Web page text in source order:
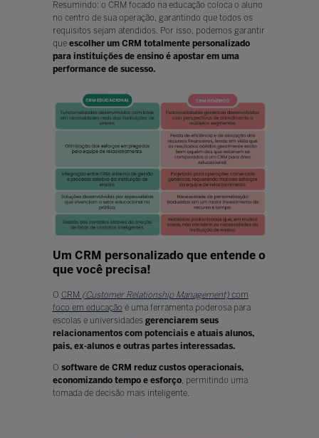
Resumindo: o CRM focado na educação coloca o aluno
no centro de sua operação, garantindo que todos os
requisitos sejam atendidos. Por isso, podemos garantir
que escolher um CRM totalmente personalizado
para instituições de ensino é apostar em uma
performance de sucesso.
Um CRM personalizado que entende o
que você precisa!
O CRM (Customer Relationship Management)com
foco em educação é uma ferramenta poderosa para
escolas e universidades gerenciarem seus
relacionamentos com potenciais e atuais alunos,
pais, ex-alunos e outras partes interessadas.
O software de CRM reduz custos operacionais,
economizando tempo e esforço, permitindo uma
tomada de decisão mais inteligente.